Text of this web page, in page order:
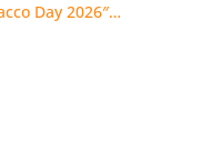
Day 2026″…